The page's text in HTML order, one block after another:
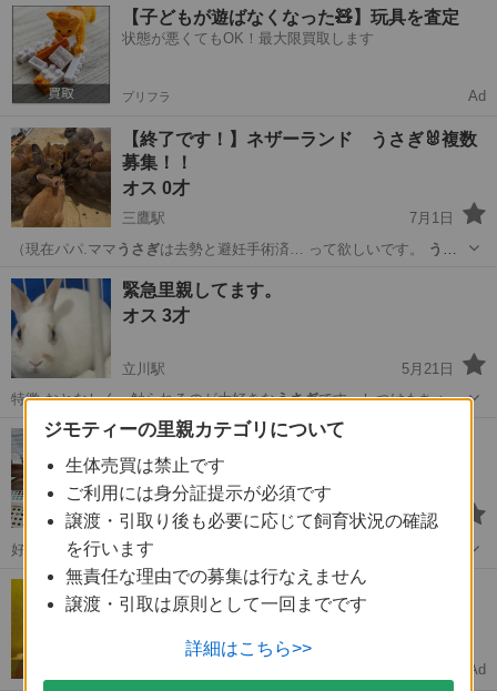
東京 豊島区 目白駅 その他 うさぎ
【子どもが遊ばなくなった🧸】玩具を査定
状態が悪くてもOK！最大限買取します
プリフラ Ad
【終了です！】ネザーランド うさぎ🐰複数
募集！！
オス 0才
三鷹駅
7月1日
（現在パパ.ママ うさぎは去勢と避妊手術済… って欲しいです。
うさ
東京 三鷹市 三鷹駅 その他
緊急里親してます。
オス 3才
立川駅
5月21日
特徴 おとなしく、触られるのが大好きなうさぎです。しつけもちゃん
とできていい子です…
東京 立川市 立川駅 その他 健康状態
(一旦応募中止します)生後3ヶ月 ミニウサ
ギ 茶色
メス 3ヶ月
立川市
9月14日
好です。 ◆その他 祖父が飼っていた
なり、うちで引…
東京 立川市 その他 ウサギ
【求】古い人形譲ってくれませんか？
状態が悪くてもOK🙆‍♀️査定0円‼️
Ad
ジモティーの里親カテゴリについて
生体売買は禁止です
ご利用には身分証提示が必須です
譲渡・引取り後も必要に応じて飼育状況の確認
を行います
無責任な理由での募集は行なえません
譲渡・引取は原則として一回までです
詳細はこちら>>